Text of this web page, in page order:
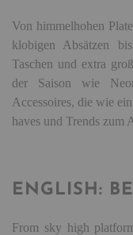
Von himmelhohen
klobigen Absätzen
Taschen und extra
der Saison wie
Accessoires, die wie
haves und Trends zum
ENGLISH:
From sky high